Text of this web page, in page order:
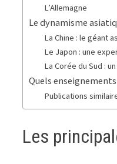
L’Allemagne
Le dynamisme
La Chine : le géant
Le Japon : une
La Corée du Sud :
Quels
Publications
Les